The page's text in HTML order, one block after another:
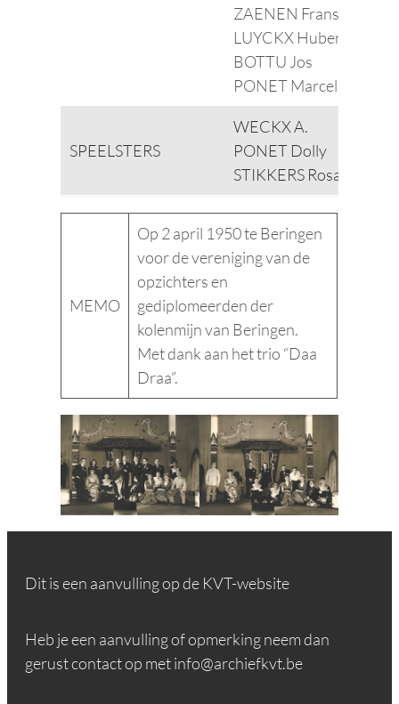
ZAENEN Frans
LUYCKX Hubert
BOTTU Jos
PONET Marcel
SPEELSTERS
WECKX A.
PONET Dolly
STIKKERS Rosa
MEMO
Op 2 april 1950 te Beringen
voor de vereniging van de
opzichters en
gediplomeerden der
kolenmijn van Beringen.
Met dank aan het trio “Daa
Draa”.
Dit is een aanvulling op de KVT-website
Heb je een aanvulling of opmerking neem dan
gerust contact op met info@archiefkvt.be